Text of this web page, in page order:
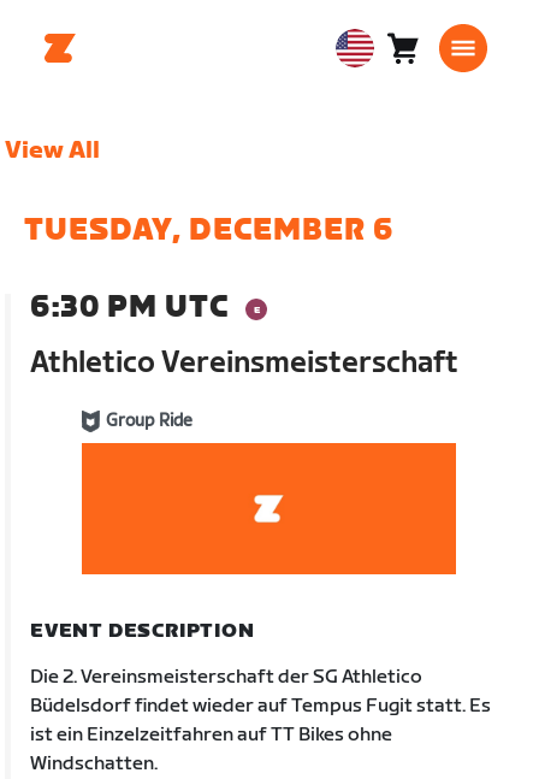
USA Cart0
View All
TUESDAY, DECEMBER 6
6:30 PM UTC
Athletico Vereinsmeisterschaft
Group Ride
EVENT DESCRIPTION
Die 2. Vereinsmeisterschaft der SG Athletico
Büdelsdorf findet wieder auf Tempus Fugit statt. Es
ist ein Einzelzeitfahren auf TT Bikes ohne
Windschatten.